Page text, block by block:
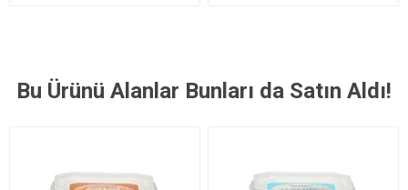
Bu Ürünü Alanlar Bunları da Satın Aldı!